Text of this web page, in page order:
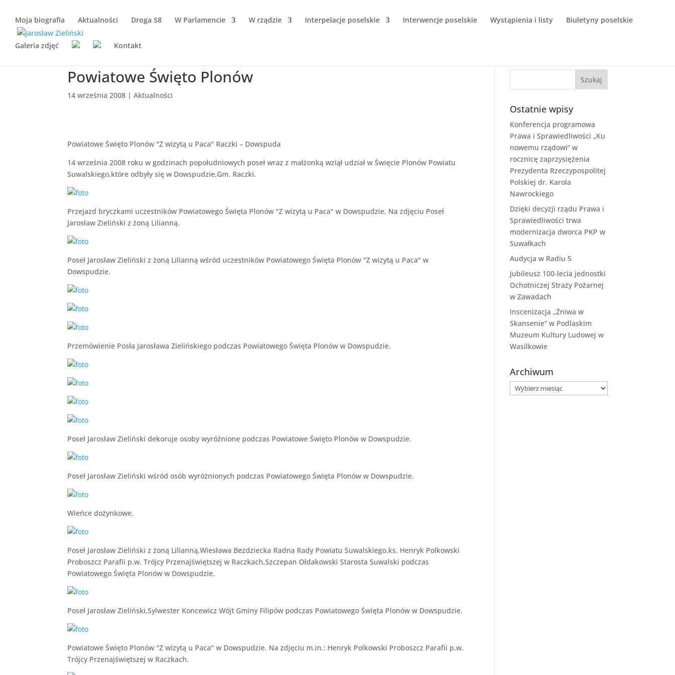
Moja biografia Aktualności Droga S8 W Parlamencie W rządzie Interpelacje poselskie Interwencje poselskie Wystąpienia i listy Biuletyny poselskie
Galeria zdjęć Kontakt
Powiatowe Święto Plonów
14 września 2008 |Aktualności
Powiatowe Święto Plonów "Z wizytą u Paca" Raczki – Dowspuda
14 września 2008 roku w godzinach popołudniowych poseł wraz z małżonką wziął udział w Święcie Plonów Powiatu
Suwalskiego,które odbyły się w Dowspudzie,Gm. Raczki.
Przejazd bryczkami uczestników Powiatowego Święta Plonów "Z wizytą u Paca" w Dowspudzie. Na zdjęciu Poseł
Jarosław Zieliński z żoną Lilianną.
Poseł Jarosław Zieliński z żoną Lilianną wśród uczestników Powiatowego Święta Plonów "Z wizytą u Paca" w
Dowspudzie.
Przemówienie Posła Jarosława Zielińskiego podczas Powiatowego Święta Plonów w Dowspudzie.
Poseł Jarosław Zieliński dekoruje osoby wyróżnione podczas Powiatowe Święto Plonów w Dowspudzie.
Poseł Jarosław Zieliński wśród osób wyróżnionych podczas Powiatowego Święta Plonów w Dowspudzie.
Wieńce dożynkowe.
Poseł Jarosław Zieliński z żoną Lilianną,Wiesława Bezdziecka Radna Rady Powiatu Suwalskiego,ks. Henryk Polkowski
Proboszcz Parafii p.w. Trójcy Przenajświętszej w Raczkach,Szczepan Ołdakowski Starosta Suwalski podczas
Powiatowego Święta Plonów w Dowspudzie.
Poseł Jarosław Zieliński,Sylwester Koncewicz Wójt Gminy Filipów podczas Powiatowego Święta Plonów w Dowspudzie.
Powiatowe Święto Plonów "Z wizytą u Paca" w Dowspudzie. Na zdjęciu m.in.: Henryk Polkowski Proboszcz Parafii p.w.
Trójcy Przenajświętszej w Raczkach.
Ostatnie wpisy
Konferencja programowa
Prawa i Sprawiedliwości „Ku
nowemu rządowi” w
rocznicę zaprzysiężenia
Prezydenta Rzeczypospolitej
Polskiej dr. Karola
Nawrockiego
Dzięki decyzji rządu Prawa i
Sprawiedliwości trwa
modernizacja dworca PKP w
Suwałkach
Audycja w Radiu 5
Jubileusz 100-lecia jednostki
Ochotniczej Straży Pożarnej
w Zawadach
Inscenizacja „Żniwa w
Skansenie” w Podlaskim
Muzeum Kultury Ludowej w
Wasilkowie
Archiwum
Archiwum